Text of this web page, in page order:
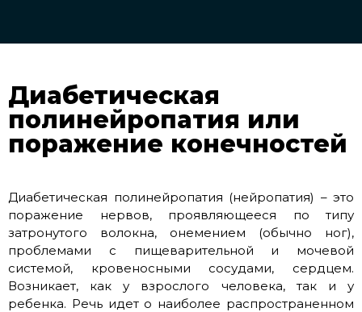
Диабетическая
полинейропатия или
поражение конечностей
Диабетическая полинейропатия (нейропатия) – это
поражение нервов, проявляющееся по типу
затронутого волокна, онемением (обычно ног),
проблемами с пищеварительной и мочевой
системой, кровеносными сосудами, сердцем.
Возникает, как у взрослого человека, так и у
ребенка. Речь идет о наиболее распространенном